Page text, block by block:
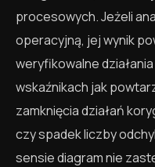
procesowych. Jeżeli
operacyjną, jej wynik
weryfikowalne
wskaźnikach jak
zamknięcia działań
czy spadek liczby
sensie diagram nie